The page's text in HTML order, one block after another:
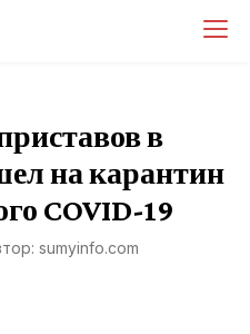
в
на карантин
COVID-19
sumyinfo.com